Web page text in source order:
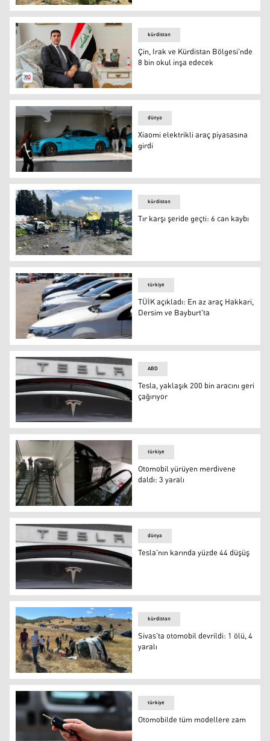
Otomobil ile minibüs çarpıştı: 18 yaralı
Çin, Irak ve Kürdistan Bölgesi'nde 8 bin okul inşa edecek
kürdistan
Çin, Irak ve Kürdistan Bölgesi'nde
8 bin okul inşa edecek
Xiaomi elektrikli araç piyasasına girdi
dünya
Xiaomi elektrikli araç piyasasına
girdi
Tır karşı şeride geçti: 6 can kaybı
kürdistan
Tır karşı şeride geçti: 6 can kaybı
TÜİK açıkladı: En az araç Hakkari, Dersim ve Bayburt'ta
türkiye
TÜİK açıkladı: En az araç Hakkari,
Dersim ve Bayburt'ta
Tesla
ABD
Tesla, yaklaşık 200 bin aracını geri
çağırıyor
Otomobil yürüyen merdivene daldı: 3 yaralı
türkiye
Otomobil yürüyen merdivene
daldı: 3 yaralı
Tesla
dünya
Tesla'nın karında yüzde 44 düşüş
Sivas'ta otomobil devrildi: 1 ölü, 4 yaralı
kürdistan
Sivas'ta otomobil devrildi: 1 ölü, 4
yaralı
türkiye
Otomobilde tüm modellere zam